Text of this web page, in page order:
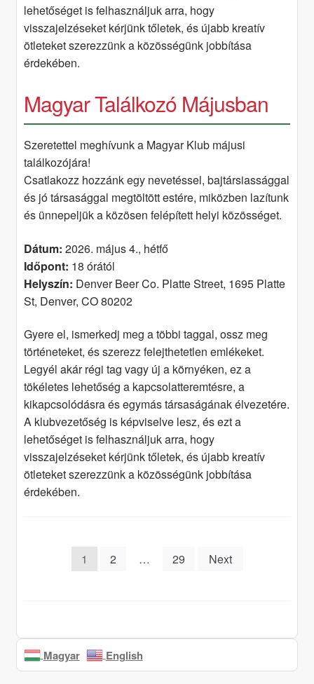
lehetőséget is felhasználjuk arra, hogy
visszajelzéseket kérjünk tőletek, és újabb kreatív
ötleteket szerezzünk a közösségünk jobbítása
érdekében.
Magyar Találkozó Májusban
Szeretettel meghívunk a Magyar Klub májusi
találkozójára!
Csatlakozz hozzánk egy nevetéssel, bajtársiassággal
és jó társasággal megtöltött estére, miközben lazítunk
és ünnepeljük a közösen felépített helyi közösséget.
Dátum: 2026. május 4., hétfő
Időpont: 18 órától
Helyszín: Denver Beer Co. Platte Street, 1695 Platte
St, Denver, CO 80202
Gyere el, ismerkedj meg a többi taggal, ossz meg
történeteket, és szerezz felejthetetlen emlékeket.
Legyél akár régi tag vagy új a környéken, ez a
tökéletes lehetőség a kapcsolatteremtésre, a
kikapcsolódásra és egymás társaságának élvezetére.
A klubvezetőség is képviselve lesz, és ezt a
lehetőséget is felhasználjuk arra, hogy
visszajelzéseket kérjünk tőletek, és újabb kreatív
ötleteket szerezzünk a közösségünk jobbítása
érdekében.
1 2 … 29 Next
Magyar English